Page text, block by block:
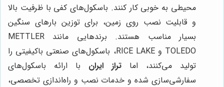
محیطی به خوبی کار کنند. باسکول‌های کفی با ظرفیت بالا
و قابلیت نصب روی زمین، برای توزین بارهای سنگین
بسیار مناسب هستند. برندهایی مانند METTLER
TOLEDO و RICE LAKE، باسکول‌های صنعتی باکیفیتی را
تولید می‌کنند، اما تراز ایران با ارائه باسکول‌های
سفارشی‌سازی شده و خدمات نصب و راه‌اندازی تخصصی،